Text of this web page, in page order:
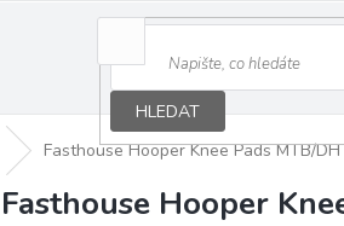
HLEDAT
Fasthouse Hooper Knee Pads MTB/
Fasthouse Hooper